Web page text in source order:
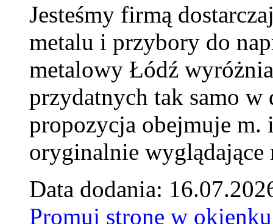
Jesteśmy firmą
metalu i przybory do
metalowy Łódź
przydatnych tak samo w
propozycja obejmuje m.
oryginalnie wyglądające
Data dodania:
Promuj stronę w